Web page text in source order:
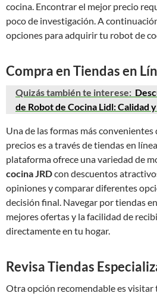
cocina. Encontrar el mejor precio
poco de investigación. A
opciones para adquirir tu robot de
Compra en Tiendas en
Quizás también te interese:
de Robot de Cocina Lidl: Calidad
Una de las formas más
precios es a través de tiendas en
plataforma ofrece una variedad de
cocina JRDcon descuentos
opiniones y comparar diferentes
decisión final. Navegar por tiendas
mejores ofertas y la facilidad de
directamente en tu hogar.
Revisa Tiendas
Otra opción recomendable es visitar